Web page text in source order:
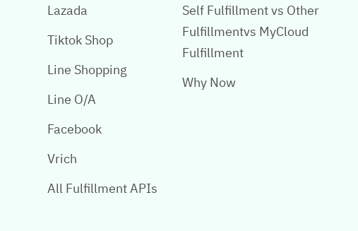
Lazada
Tiktok Shop
Line Shopping
Line O/A
Facebook
Vrich
All Fulfillment APIs
Self Fulfillment vs Other
Fulfillmentvs MyCloud
Fulfillment
Why Now